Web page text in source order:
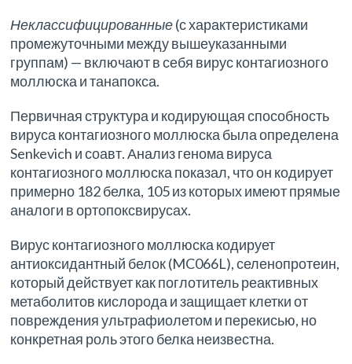
Неклассифицированные(с характеристиками
промежуточными между вышеуказанными
группам) — включают в себя вирус контагиозного
моллюска и танапокса.
Первичная структура и кодирующая способность
вируса контагиозного моллюска была определена
Senkevich и соавт. Анализ генома вируса
контагиозного моллюска показал, что он кодирует
примерно 182 белка, 105 из которых имеют прямые
аналоги в ортопоксвирусах.
Вирус контагиозного моллюска кодирует
антиоксидантный белок (MC066L), селенопротеин,
который действует как поглотитель реактивных
метаболитов кислорода и защищает клетки от
повреждения ультрафиолетом и перекисью, но
конкретная роль этого белка неизвестна.